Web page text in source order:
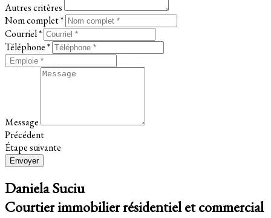
Autres critères
Nom complet *
Courriel *
Téléphone *
Message
Précédent
Étape suivante
Envoyer
Daniela Suciu
Courtier immobilier résidentiel et commercial